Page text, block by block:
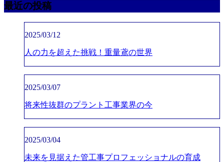
最近の投稿
2025/03/12
人の力を超えた挑戦！重量鳶の世界
2025/03/07
将来性抜群のプラント工事業界の今
2025/03/04
未来を見据えた管工事プロフェッショナルの育成